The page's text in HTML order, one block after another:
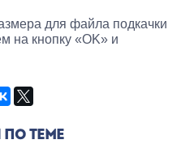
для файла подкачки
на кнопку «OK» и
ПО ТЕМЕ